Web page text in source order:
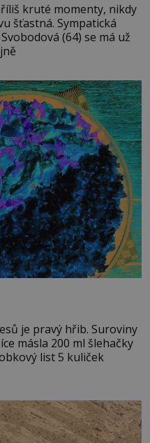
kruté momenty, nikdy
Sympatická
(64) se má už
hřib. Suroviny
másla 200 ml šlehačky
list 5 kuliček